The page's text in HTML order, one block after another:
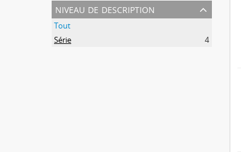
niveau de description
Tout
Série
4